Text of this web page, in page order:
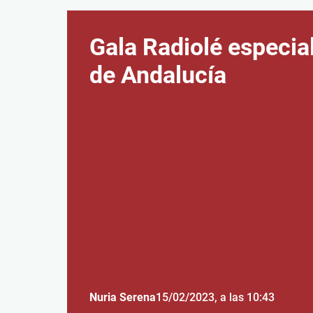
Gala Radiolé
de Andalucía
Nuria Serena15/02/2023, a las 10:43